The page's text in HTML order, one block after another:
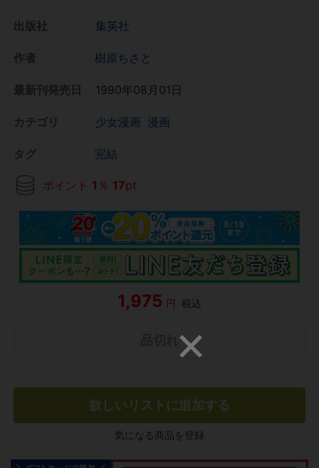
出版社 集英社
作者 樹原ちさと
最新刊発売日 1990年08月01日
カテゴリ 少女漫画 漫画
タグ 完結
ポイント 1 ％ 17pt
1,975 円 税込
欲しいリストに追加する
気になる商品を登録